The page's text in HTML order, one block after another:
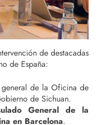
de destacadas
de España:
de la Oficina de
de Sichuan.
General de la
en Barcelona.